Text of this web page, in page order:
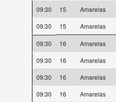
09:30
15 Amarelas
09:30
15 Amarelas
09:30 16 Amarelas
09:30
16 Amarelas
09:30
16 Amarelas
09:30
16 Amarelas